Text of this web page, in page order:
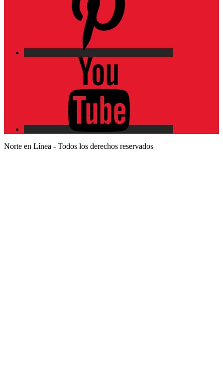
Norte en Línea - Todos los derechos reservados